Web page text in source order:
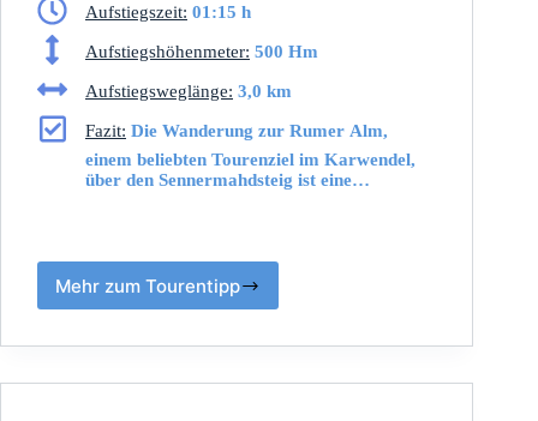
Aufstiegszeit: 01:15 h
Aufstiegshöhenmeter: 500 Hm
Aufstiegsweglänge: 3,0 km
Fazit: Die Wanderung zur Rumer Alm,
einem beliebten Tourenziel im Karwendel,
über den Sennermahdsteig ist eine…
Mehr zum Tourentipp